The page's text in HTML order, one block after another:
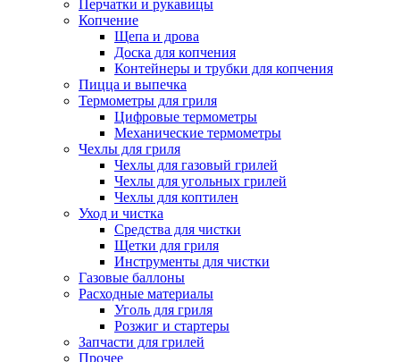
Перчатки и рукавицы
Копчение
Щепа и дрова
Доска для копчения
Контейнеры и трубки для копчения
Пицца и выпечка
Термометры для гриля
Цифровые термометры
Механические термометры
Чехлы для гриля
Чехлы для газовый грилей
Чехлы для угольных грилей
Чехлы для коптилен
Уход и чистка
Средства для чистки
Щетки для гриля
Инструменты для чистки
Газовые баллоны
Расходные материалы
Уголь для гриля
Розжиг и стартеры
Запчасти для грилей
Прочее